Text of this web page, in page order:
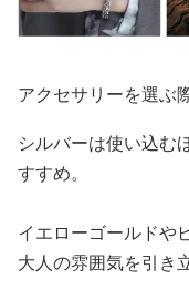
アクセサリーを選ぶ
シルバーは使い込む
すすめ。
イエローゴールドや
大人の雰囲気を引き